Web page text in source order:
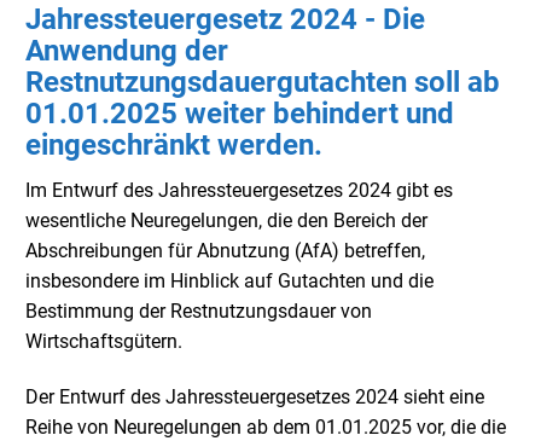
Jahressteuergesetz 2024 - Die
Anwendung der
Restnutzungsdauergutachten soll ab
01.01.2025 weiter behindert und
eingeschränkt werden.
Im Entwurf des Jahressteuergesetzes 2024 gibt es
wesentliche Neuregelungen, die den Bereich der
Abschreibungen für Abnutzung (AfA) betreffen,
insbesondere im Hinblick auf Gutachten und die
Bestimmung der Restnutzungsdauer von
Wirtschaftsgütern.
Der Entwurf des Jahressteuergesetzes 2024 sieht eine
Reihe von Neuregelungen ab dem 01.01.2025 vor, die die